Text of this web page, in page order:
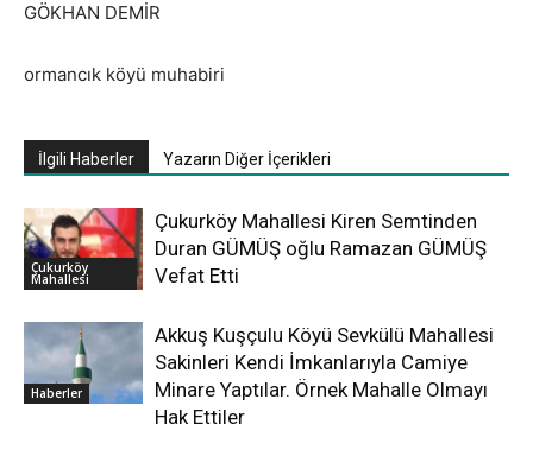
GÖKHAN DEMİR
ormancık köyü muhabiri
İlgili Haberler Yazarın Diğer İçerikleri
Çukurköy
Mahallesi
Çukurköy Mahallesi Kiren Semtinden
Duran GÜMÜŞ oğlu Ramazan GÜMÜŞ
Vefat Etti
Haberler
Akkuş Kuşçulu Köyü Sevkülü Mahallesi
Sakinleri Kendi İmkanlarıyla Camiye
Minare Yaptılar. Örnek Mahalle Olmayı
Hak Ettiler